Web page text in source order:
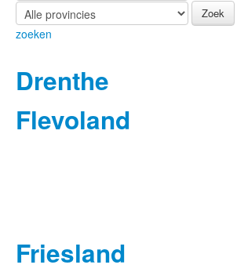
Zoek
zoeken
Drenthe
Flevoland
Friesland